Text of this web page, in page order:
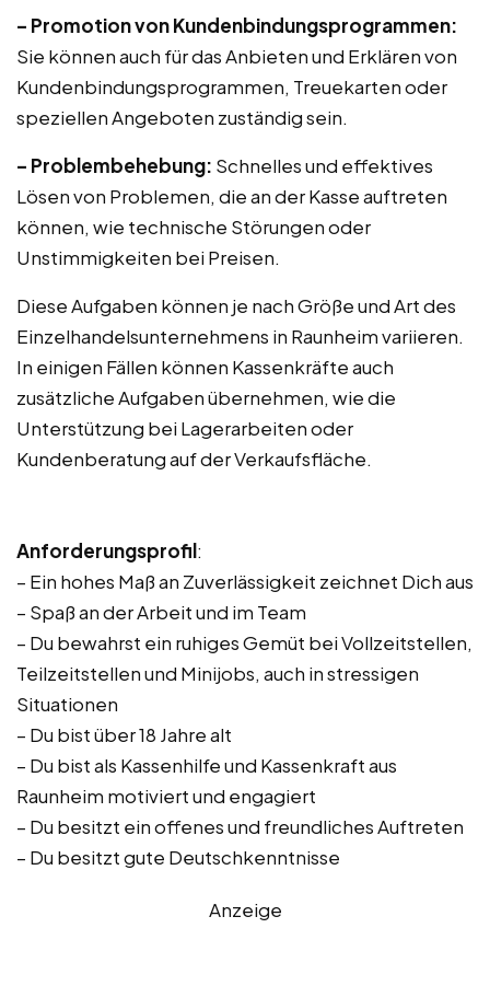
– Promotion von Kundenbindungsprogrammen:
Sie können auch für das Anbieten und Erklären von
Kundenbindungsprogrammen, Treuekarten oder
speziellen Angeboten zuständig sein.
– Problembehebung: Schnelles und effektives
Lösen von Problemen, die an der Kasse auftreten
können, wie technische Störungen oder
Unstimmigkeiten bei Preisen.
Diese Aufgaben können je nach Größe und Art des
Einzelhandelsunternehmens in Raunheim variieren.
In einigen Fällen können Kassenkräfte auch
zusätzliche Aufgaben übernehmen, wie die
Unterstützung bei Lagerarbeiten oder
Kundenberatung auf der Verkaufsfläche.
Anforderungsprofil:
– Ein hohes Maß an Zuverlässigkeit zeichnet Dich aus
– Spaß an der Arbeit und im Team
– Du bewahrst ein ruhiges Gemüt bei Vollzeitstellen,
Teilzeitstellen und Minijobs, auch in stressigen
Situationen
– Du bist über 18 Jahre alt
– Du bist als Kassenhilfe und Kassenkraft aus
Raunheim motiviert und engagiert
– Du besitzt ein offenes und freundliches Auftreten
– Du besitzt gute Deutschkenntnisse
Anzeige